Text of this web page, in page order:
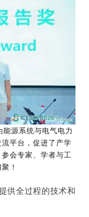
源系统与电气电力
平台，促进了产学
会专家、学者与工
！
供全过程的技术和